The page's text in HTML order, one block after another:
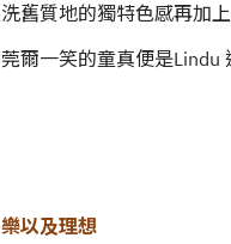
舊質地的獨特色感再加
爾一笑的童真便是Lindu
以及理想